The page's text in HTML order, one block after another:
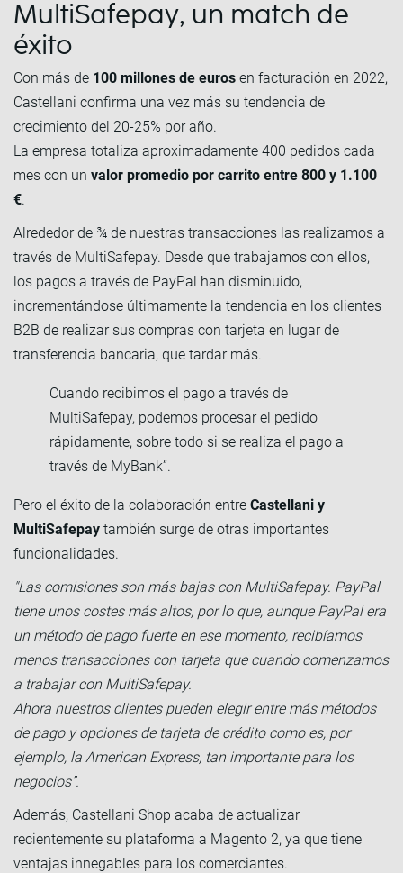
MultiSafepay, un match de
éxito
Con más de 100 millones de euros en facturación en 2022,
Castellani confirma una vez más su tendencia de
crecimiento del 20-25% por año.
La empresa totaliza aproximadamente 400 pedidos cada
mes con un valor promedio por carrito entre 800 y 1.100
€.
Alrededor de ¾ de nuestras transacciones las realizamos a
través de MultiSafepay. Desde que trabajamos con ellos,
los pagos a través de PayPal han disminuido,
incrementándose últimamente la tendencia en los clientes
B2B de realizar sus compras con tarjeta en lugar de
transferencia bancaria, que tardar más.
Cuando recibimos el pago a través de
MultiSafepay, podemos procesar el pedido
rápidamente, sobre todo si se realiza el pago a
través de MyBank”.
Pero el éxito de la colaboración entre Castellani y
MultiSafepay también surge de otras importantes
funcionalidades.
"Las comisiones son más bajas con MultiSafepay. PayPal
tiene unos costes más altos, por lo que, aunque PayPal era
un método de pago fuerte en ese momento, recibíamos
menos transacciones con tarjeta que cuando comenzamos
a trabajar con MultiSafepay.
Ahora nuestros clientes pueden elegir entre más métodos
de pago y opciones de tarjeta de crédito como es, por
ejemplo, la American Express, tan importante para los
negocios”.
Además, Castellani Shop acaba de actualizar
recientemente su plataforma a Magento 2, ya que tiene
ventajas innegables para los comerciantes.